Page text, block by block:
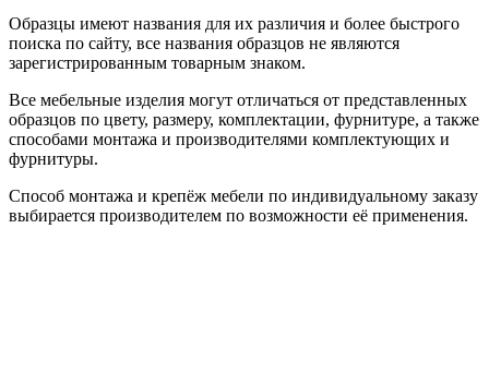
Образцы имеют названия для их различия и более быстрого
поиска по сайту, все названия образцов не являются
зарегистрированным товарным знаком.
Все мебельные изделия могут отличаться от представленных
образцов по цвету, размеру, комплектации, фурнитуре, а также
способами монтажа и производителями комплектующих и
фурнитуры.
Способ монтажа и крепёж мебели по индивидуальному заказу
выбирается производителем по возможности её применения.